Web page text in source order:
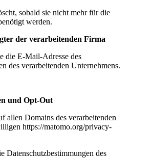
sobald sie nicht mehr für die
werden.
der verarbeitenden Firma
die E-Mail-Adresse des
des verarbeitenden Unternehmens.
und Opt-Out
allen Domains des verarbeitenden
https://matomo.org/privacy-
Datenschutzbestimmungen des